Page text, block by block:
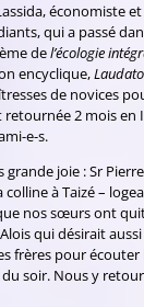
économiste
qui a passé
del’écologie
encyclique,
de novices
retournée 2 mois en
e-s.
grande joie : Sr
à Taizé –
nos sœurs ont
qui désirait
frères pour écouter
du soir. Nous y